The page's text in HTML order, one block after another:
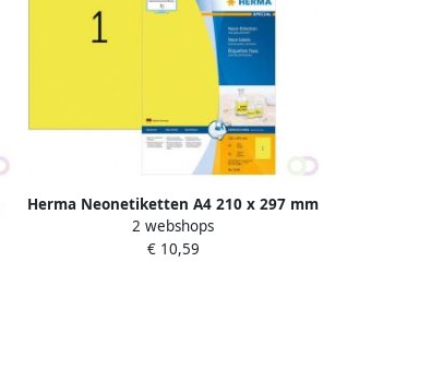
Herma Neonetiketten A4 210 x 297 mm
neon-geel permanent hechtend
2 webshops
€ 10,59